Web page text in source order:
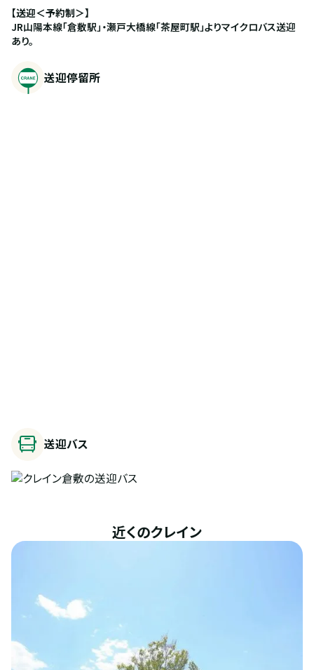
【送迎＜予約制＞】
JR山陽本線「倉敷駅」・瀬戸大橋線「茶屋町駅」よりマイクロバス送迎
あり。
送迎停留所
送迎バス
近くのクレイン